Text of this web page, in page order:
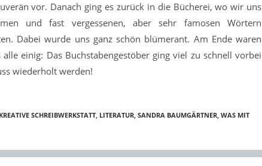
vor. Danach ging es zurück in die Bücherei, wo wir uns
und fast vergessenen, aber sehr famosen Wörtern
Dabei wurde uns ganz schön blümerant. Am Ende waren
einig: Das Buchstabengestöber ging viel zu schnell vorbei
wiederholt werden!
KREATIVE SCHREIBWERKSTATT, LITERATUR, SANDRA BAUMGÄRTNER, WAS MIT